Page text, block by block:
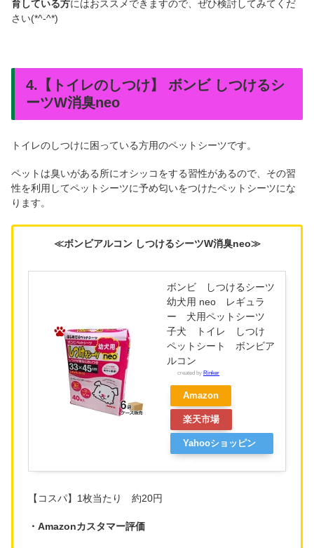
育している方にはおススメできますので、ぜひ検討してみてくだ
さい(*^-^*)
4.【トイレのしつけ】 ボンビ しつけるシ
ーツW消臭neo
トイレのしつけに困っている方用のペットシーツです。
ペットは臭いがある所にオシッコをする習性があるので、その習
性を利用してペットシーツに予め匂いをつけたペットシーツにな
ります。
≪ボンビアルコン しつけるシーツW消臭neo≫
ボンビ しつけるシーツ
幼犬用 neo レギュラ
ー 犬用ペットシーツ
子犬 トイレ しつけ
ペットシート ボンビア
ルコン
created by Rinker
Amazon
楽天市場
Yahooショッピン
【コスパ】1枚当たり 約20円
・Amazonカスタマー評価